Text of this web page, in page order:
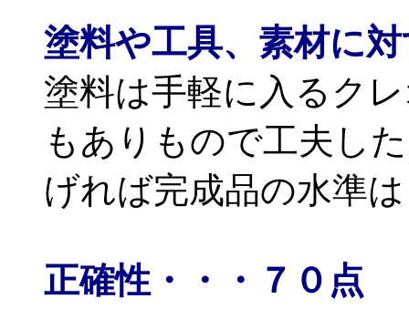
塗料や工具、素材に
塗料は手軽に入るク
もありもので工夫し
げれば完成品の水準
正確性・・・７０点